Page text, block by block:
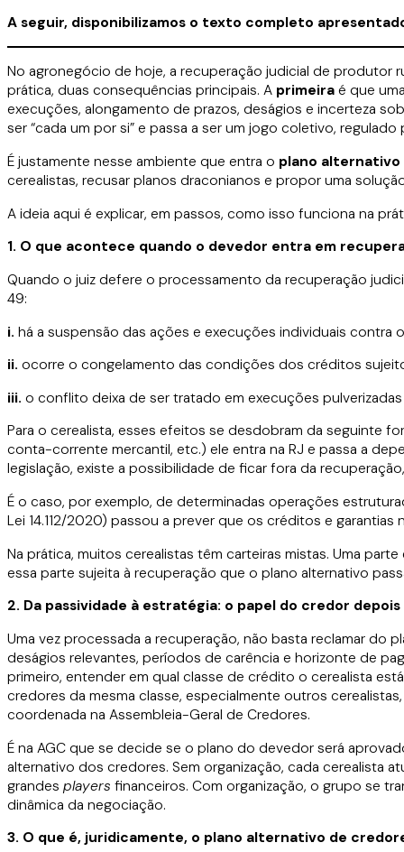
A seguir, disponibilizamos o texto completo
No agronegócio de hoje, a recuperação judicial de produtor
prática, duas consequências principais. A primeiraé que
execuções, alongamento de prazos, deságios e incerteza
ser “cada um por si” e passa a ser um jogo coletivo,
É justamente nesse ambiente que entra o plano
cerealistas, recusar planos draconianos e propor uma
A ideia aqui é explicar, em passos, como isso funciona na
1. O que acontece quando o devedor entra em
Quando o juiz defere o processamento da recuperação
49:
i. há a suspensão das ações e execuções individuais contra
ii. ocorre o congelamento das condições dos créditos
iii. o conflito deixa de ser tratado em execuções
Para o cerealista, esses efeitos se desdobram da seguinte
conta-corrente mercantil, etc.) ele entra na RJ e passa a
legislação, existe a possibilidade de ficar fora da
É o caso, por exemplo, de determinadas operações
Lei 14.112/2020) passou a prever que os créditos e
Na prática, muitos cerealistas têm carteiras mistas. Uma
essa parte sujeita à recuperação que o plano alternativo
2. Da passividade à estratégia: o papel do credor depois
Uma vez processada a recuperação, não basta reclamar do
deságios relevantes, períodos de carência e horizonte de
primeiro, entender em qual classe de crédito o cerealista
credores da mesma classe, especialmente outros
coordenada na Assembleia-Geral de Credores.
É na AGC que se decide se o plano do devedor será
alternativo dos credores. Sem organização, cada
grandes players financeiros. Com organização, o grupo se
dinâmica da negociação.
3. O que é, juridicamente, o plano alternativo de